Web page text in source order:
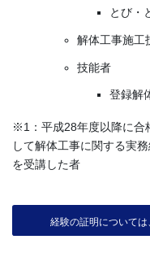
とび・
解体工事施工
技能者
登録解
※1：平成28年度以降に合
して解体工事に関する実
を受講した者
経験の証明について